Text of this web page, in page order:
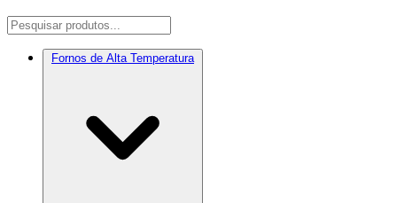
Fornos de Alta Temperatura